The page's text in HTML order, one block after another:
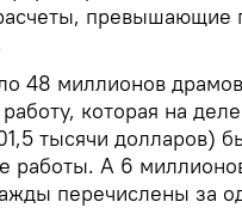
48 миллионов
которая на
тысячи долларов)
работы. А 6
перечислены за